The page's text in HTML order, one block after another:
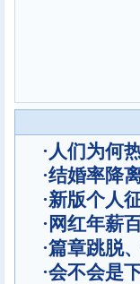
·人们为何
·结婚率降
·新版个人
· 网红年薪
·篇章跳脱
·会不会是